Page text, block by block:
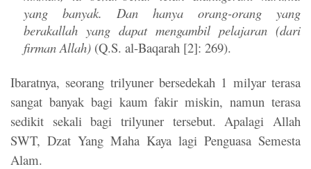
yang banyak. Dan hanya orang-orang yang
berakallah yang dapat mengambil pelajaran (dari
firman Allah)(Q.S. al-Baqarah [2]: 269).
Ibaratnya, seorang trilyuner bersedekah 1 milyar terasa
sangat banyak bagi kaum fakir miskin, namun terasa
sedikit sekali bagi trilyuner tersebut. Apalagi Allah
SWT, Dzat Yang Maha Kaya lagi Penguasa Semesta
Alam.